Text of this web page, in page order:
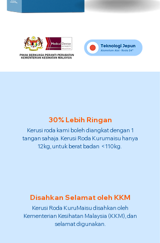
30% Lebih Ringan
Kerusi roda kami boleh diangkat dengan 1
tangan sahaja. Kerusi Roda Kurumaisu hanya
12kg, untuk berat badan <110kg.
Disahkan Selamat oleh KKM
Kerusi Roda KuruMaisu disahkan oleh
Kementerian Kesihatan Malaysia (KKM), dan
selamat digunakan.